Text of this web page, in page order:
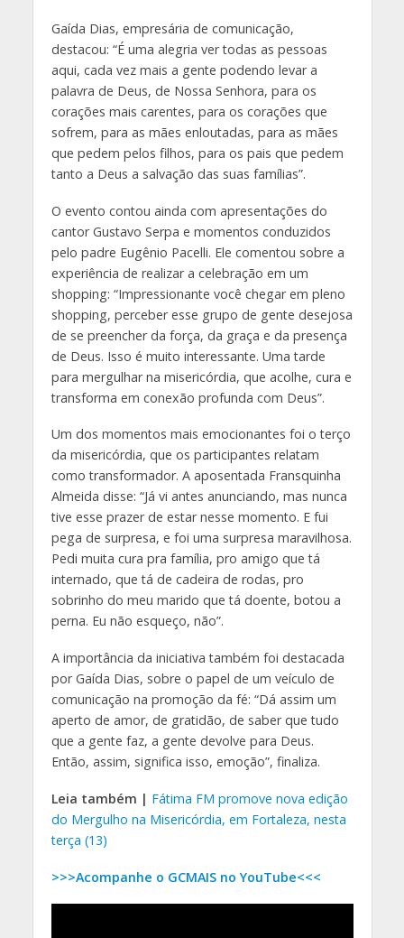
Gaída Dias, empresária de comunicação,
destacou: “É uma alegria ver todas as pessoas
aqui, cada vez mais a gente podendo levar a
palavra de Deus, de Nossa Senhora, para os
corações mais carentes, para os corações que
sofrem, para as mães enloutadas, para as mães
que pedem pelos filhos, para os pais que pedem
tanto a Deus a salvação das suas famílias”.
O evento contou ainda com apresentações do
cantor Gustavo Serpa e momentos conduzidos
pelo padre Eugênio Pacelli. Ele comentou sobre a
experiência de realizar a celebração em um
shopping: “Impressionante você chegar em pleno
shopping, perceber esse grupo de gente desejosa
de se preencher da força, da graça e da presença
de Deus. Isso é muito interessante. Uma tarde
para mergulhar na misericórdia, que acolhe, cura e
transforma em conexão profunda com Deus”.
Um dos momentos mais emocionantes foi o terço
da misericórdia, que os participantes relatam
como transformador. A aposentada Fransquinha
Almeida disse: “Já vi antes anunciando, mas nunca
tive esse prazer de estar nesse momento. E fui
pega de surpresa, e foi uma surpresa maravilhosa.
Pedi muita cura pra família, pro amigo que tá
internado, que tá de cadeira de rodas, pro
sobrinho do meu marido que tá doente, botou a
perna. Eu não esqueço, não”.
A importância da iniciativa também foi destacada
por Gaída Dias, sobre o papel de um veículo de
comunicação na promoção da fé: “Dá assim um
aperto de amor, de gratidão, de saber que tudo
que a gente faz, a gente devolve para Deus.
Então, assim, significa isso, emoção”, finaliza.
Leia também | Fátima FM promove nova edição
do Mergulho na Misericórdia, em Fortaleza, nesta
terça (13)
>>>Acompanhe o GCMAIS no YouTube<<<